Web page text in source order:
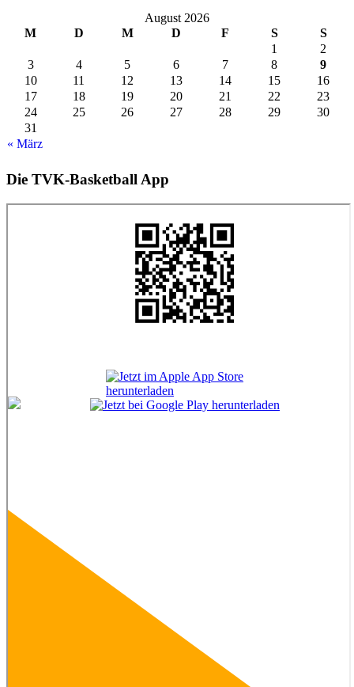
August 2026
M
D M D F S S
« März
1
2
3
4 5 6 7 8
9
10
11 12 13 14 15
16
17
18 19 20 21 22
23
24
25 26 27 28 29
30
31
Die TVK-Basketball App